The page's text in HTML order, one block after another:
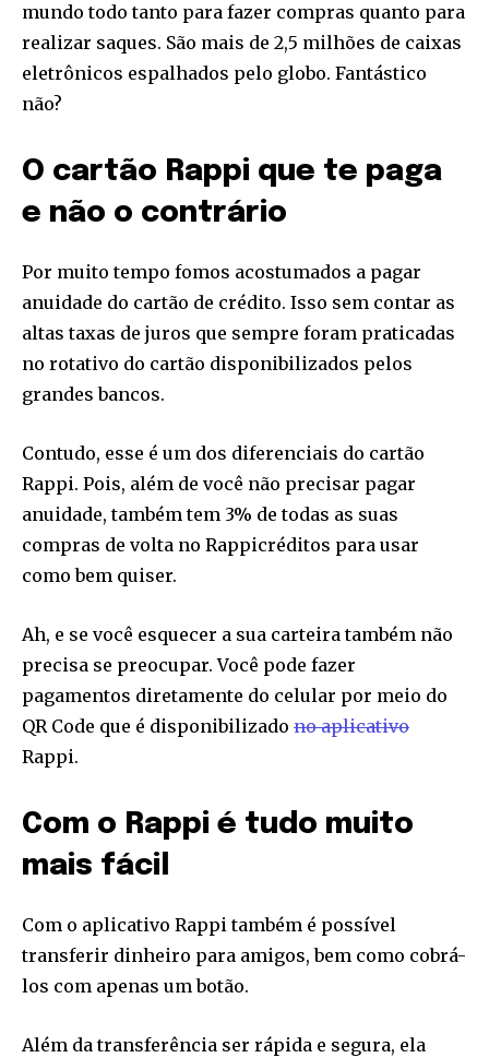
mundo todo tanto para fazer compras quanto para
realizar saques. São mais de 2,5 milhões de caixas
eletrônicos espalhados pelo globo. Fantástico
não?
O cartão Rappi que te paga
e não o contrário
Por muito tempo fomos acostumados a pagar
anuidade do cartão de crédito. Isso sem contar as
altas taxas de juros que sempre foram praticadas
no rotativo do cartão disponibilizados pelos
grandes bancos.
Contudo, esse é um dos diferenciais do cartão
Rappi. Pois, além de você não precisar pagar
anuidade, também tem 3% de todas as suas
compras de volta no Rappicréditos para usar
como bem quiser.
Ah, e se você esquecer a sua carteira também não
precisa se preocupar. Você pode fazer
pagamentos diretamente do celular por meio do
QR Code que é disponibilizado no aplicativo
Rappi.
Com o Rappi é tudo muito
mais fácil
Com o aplicativo Rappi também é possível
transferir dinheiro para amigos, bem como cobrá-
los com apenas um botão.
Além da transferência ser rápida e segura, ela